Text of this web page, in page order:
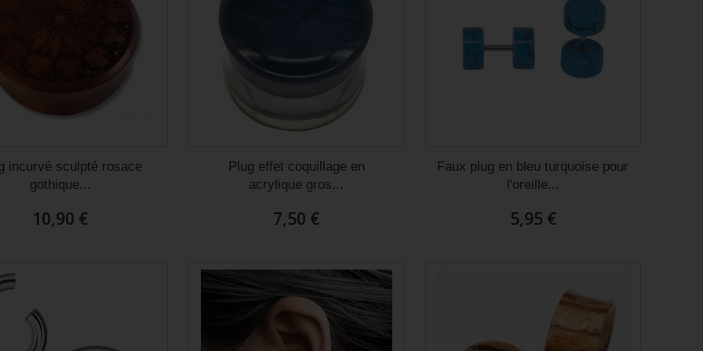
incurvé sculpté rosace
gothique...
10,90 €
Plug effet coquillage en
acrylique gros...
7,50 €
Faux plug en bleu turquoise pour
l'oreille...
5,95 €